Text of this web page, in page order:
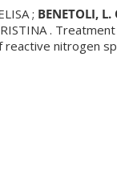
; BENETOLI, L.
.
nitrogen